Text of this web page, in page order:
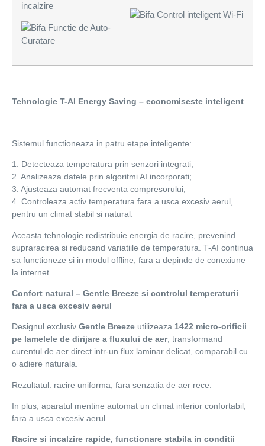
incalzire
Functie de Auto-
Curatare
Control inteligent Wi-Fi
Tehnologie T-AI Energy Saving – economiseste inteligent
Sistemul functioneaza in patru etape inteligente:
1. Detecteaza temperatura prin senzori integrati;
2. Analizeaza datele prin algoritmi AI incorporati;
3. Ajusteaza automat frecventa compresorului;
4. Controleaza activ temperatura fara a usca excesiv aerul,
pentru un climat stabil si natural.
Aceasta tehnologie redistribuie energia de racire, prevenind
supraracirea si reducand variatiile de temperatura. T-AI continua
sa functioneze si in modul offline, fara a depinde de conexiune
la internet.
Confort natural – Gentle Breeze si controlul temperaturii
fara a usca excesiv aerul
Designul exclusiv Gentle Breeze utilizeaza 1422 micro-orificii
pe lamelele de dirijare a fluxului de aer, transformand
curentul de aer direct intr-un flux laminar delicat, comparabil cu
o adiere naturala.
Rezultatul: racire uniforma, fara senzatia de aer rece.
In plus, aparatul mentine automat un climat interior confortabil,
fara a usca excesiv aerul.
Racire si incalzire rapide, functionare stabila in conditii